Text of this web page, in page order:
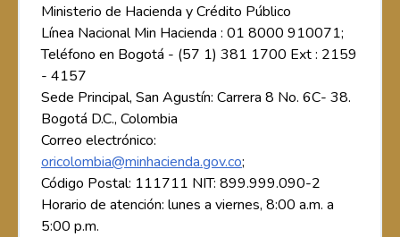
Ministerio de Hacienda y Crédito Público
Línea Nacional Min Hacienda : 01 8000 910071;
Teléfono en Bogotá - (57 1) 381 1700 Ext : 2159
- 4157
Sede Principal, San Agustín: Carrera 8 No. 6C- 38.
Bogotá D.C., Colombia
Correo electrónico:
oricolombia@minhacienda.gov.co;
Código Postal: 111711 NIT: 899.999.090-2
Horario de atención: lunes a viernes, 8:00 a.m. a
5:00 p.m.